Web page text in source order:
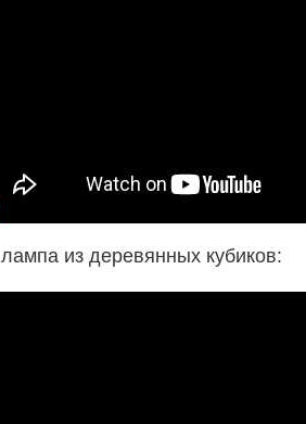
лампа из деревянных кубиков: